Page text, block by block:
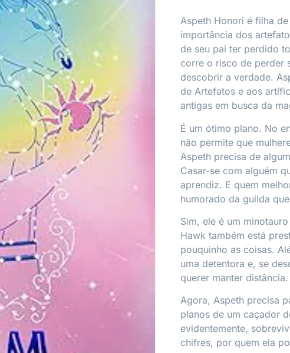
Aspeth Honori é filha
importância dos
de seu pai ter perdido
corre o risco de perder
descobrir a verdade.
de Artefatos e aos
antigas em busca da
É um ótimo plano. No
não permite que
Aspeth precisa de
Casar-se com alguém
aprendiz. E quem
humorado da guilda
Sim, ele é um
Hawk também está
pouquinho as coisas.
uma detentora e, se
querer manter distância.
Agora, Aspeth precisa
planos de um caçador
evidentemente,
chifres, por quem ela